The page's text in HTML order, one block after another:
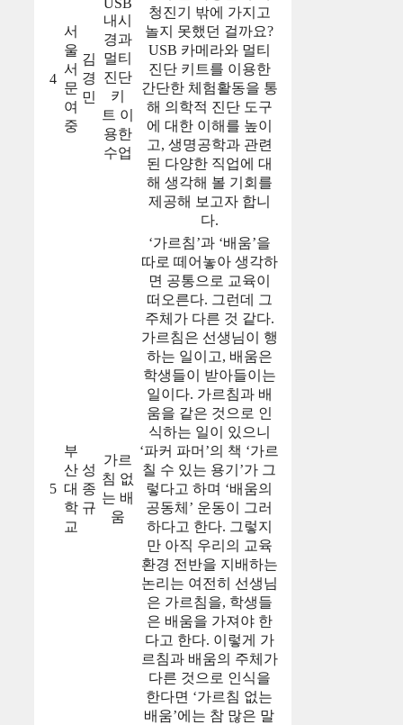
4
서
울
서
문
여
중
김
경
민
USB
내시
경과
멀티
진단
키
트 이
용한
수업
청진기 밖에 가지고
놀지 못했던 걸까요?
USB 카메라와 멀티
진단 키트를 이용한
간단한 체험활동을 통
해 의학적 진단 도구
에 대한 이해를 높이
고, 생명공학과 관련
된 다양한 직업에 대
해 생각해 볼 기회를
제공해 보고자 합니
다.
5
부
산
대
학
교
성
종
규
가르
침 없
는 배
움
‘가르침’과 ‘배움’을
따로 떼어놓아 생각하
면 공통으로 교육이
떠오른다. 그런데 그
주체가 다른 것 같다.
가르침은 선생님이 행
하는 일이고, 배움은
학생들이 받아들이는
일이다. 가르침과 배
움을 같은 것으로 인
식하는 일이 있으니
‘파커 파머’의 책 ‘가르
칠 수 있는 용기’가 그
렇다고 하며 ‘배움의
공동체’ 운동이 그러
하다고 한다. 그렇지
만 아직 우리의 교육
환경 전반을 지배하는
논리는 여전히 선생님
은 가르침을, 학생들
은 배움을 가져야 한
다고 한다. 이렇게 가
르침과 배움의 주체가
다른 것으로 인식을
한다면 ‘가르침 없는
배움’에는 참 많은 말